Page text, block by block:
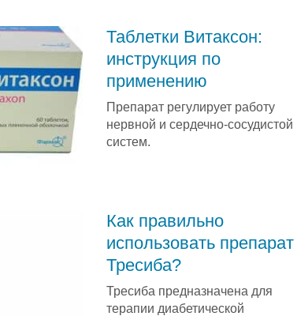
Таблетки Витаксон:
инструкция по
применению
Препарат регулирует работу
нервной и сердечно-сосудистой
систем.
Как правильно
использовать препарат
Тресиба?
Тресиба предназначена для
терапии диабетической